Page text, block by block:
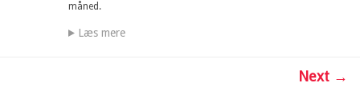
måned.
Læs mere
Next →